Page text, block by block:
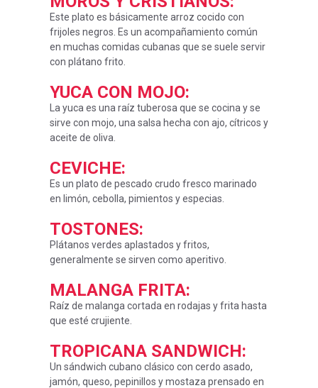
Este plato es básicamente arroz cocido con
frijoles negros. Es un acompañamiento común
en muchas comidas cubanas que se suele servir
con plátano frito.
YUCA CON MOJO:
La yuca es una raíz tuberosa que se cocina y se
sirve con mojo, una salsa hecha con ajo, cítricos y
aceite de oliva.
CEVICHE:
Es un plato de pescado crudo fresco marinado
en limón, cebolla, pimientos y especias.
TOSTONES:
Plátanos verdes aplastados y fritos,
generalmente se sirven como aperitivo.
MALANGA FRITA:
Raíz de malanga cortada en rodajas y frita hasta
que esté crujiente.
TROPICANA SANDWICH:
Un sándwich cubano clásico con cerdo asado,
jamón, queso, pepinillos y mostaza prensado en